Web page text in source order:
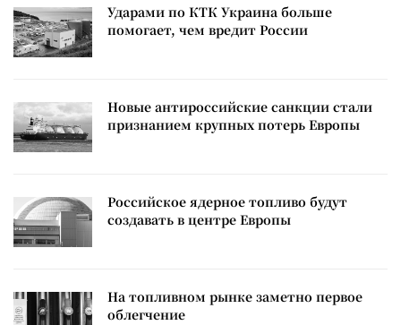
Ударами по КТК Украина больше
помогает, чем вредит России
Новые антироссийские санкции стали
признанием крупных потерь Европы
Российское ядерное топливо будут
создавать в центре Европы
На топливном рынке заметно первое
облегчение